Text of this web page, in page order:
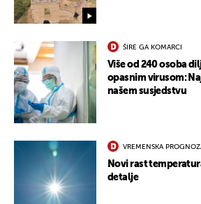
ŠIRE GA KOMARCI
Više od 240 osoba
opasnim virusom:
našem susjedstvu
VREMENSKA
Novi rast
detalje
UKLJUČITE